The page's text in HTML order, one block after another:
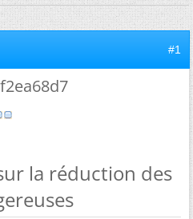
#1
la réduction des